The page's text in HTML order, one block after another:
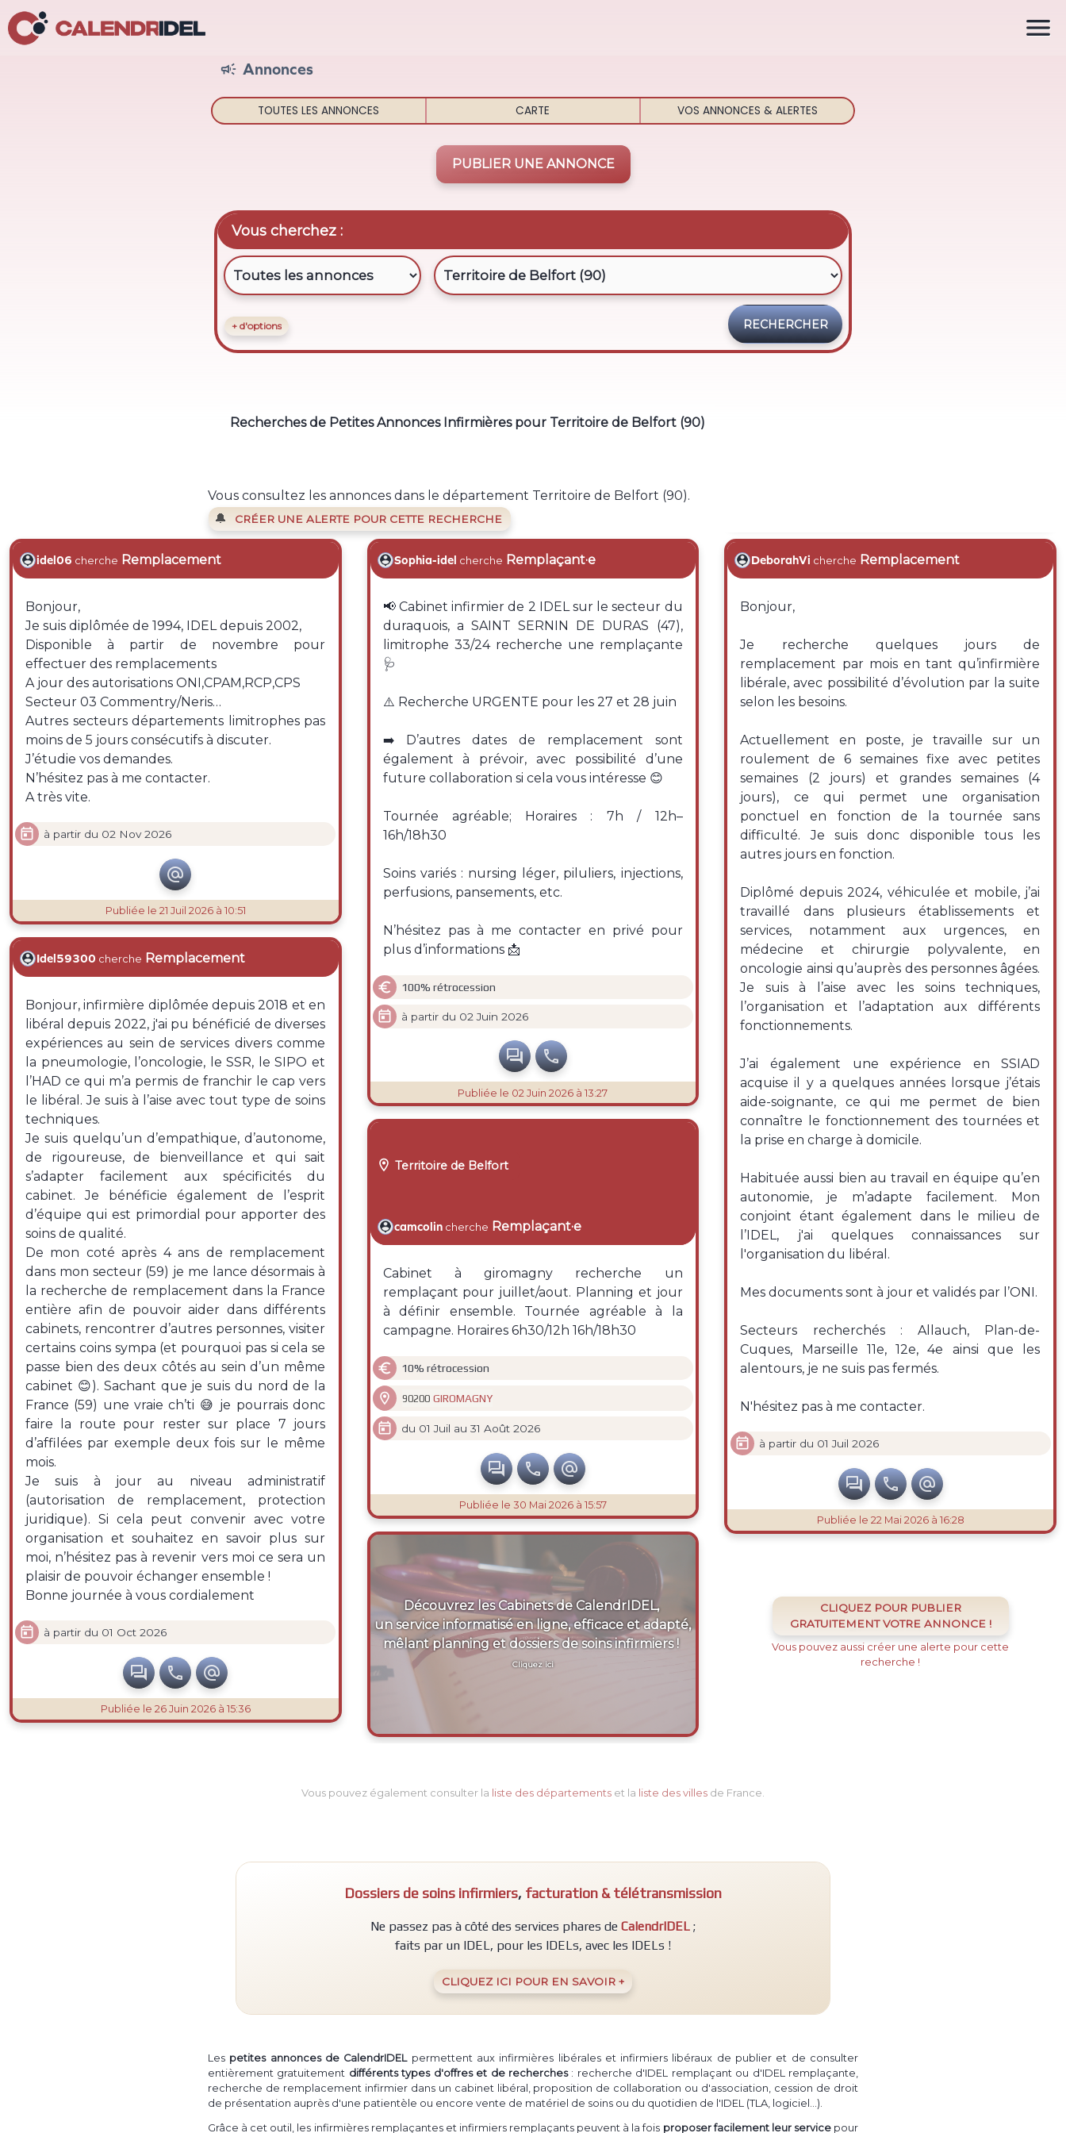
 Annonces
TOUTES LES ANNONCES CARTE VOS ANNONCES & ALERTES
PUBLIER UNE ANNONCE
Vous cherchez :
+ d'options
Recherches de Petites Annonces Infirmières pour Territoire de Belfort (90)
Vous consultez les annonces dans le département Territoire de Belfort (90).
🔔 CRÉER UNE ALERTE POUR CETTE RECHERCHE
idel06 cherche Remplacement
Bonjour,
Je suis diplômée de 1994, IDEL depuis 2002,
Disponible à partir de novembre pour
effectuer des remplacements
A jour des autorisations ONI,CPAM,RCP,CPS
Secteur 03 Commentry/Neris…
Autres secteurs départements limitrophes pas
moins de 5 jours consécutifs à discuter.
J’étudie vos demandes.
N’hésitez pas à me contacter.
A très vite.
 à partir du 02 Nov 2026

Publiée le 21 Juil 2026 à 10:51
Idel59300 cherche Remplacement
Bonjour, infirmière diplômée depuis 2018 et en
libéral depuis 2022, j'ai pu bénéficié de diverses
expériences au sein de services divers comme
la pneumologie, l’oncologie, le SSR, le SIPO et
l’HAD ce qui m’a permis de franchir le cap vers
le libéral. Je suis à l’aise avec tout type de soins
techniques.
Je suis quelqu’un d’empathique, d’autonome,
de rigoureuse, de bienveillance et qui sait
s’adapter facilement aux spécificités du
cabinet. Je bénéficie également de l’esprit
d’équipe qui est primordial pour apporter des
soins de qualité.
De mon coté après 4 ans de remplacement
dans mon secteur (59) je me lance désormais à
la recherche de remplacement dans la France
entière afin de pouvoir aider dans différents
cabinets, rencontrer d’autres personnes, visiter
certains coins sympa (et pourquoi pas si cela se
passe bien des deux côtés au sein d’un même
cabinet 😊). Sachant que je suis du nord de la
France (59) une vraie ch’ti 😅 je pourrais donc
faire la route pour rester sur place 7 jours
d’affilées par exemple deux fois sur le même
mois.
Je suis à jour au niveau administratif
(autorisation de remplacement, protection
juridique). Si cela peut convenir avec votre
organisation et souhaitez en savoir plus sur
moi, n’hésitez pas à revenir vers moi ce sera un
plaisir de pouvoir échanger ensemble !
Bonne journée à vous cordialement
 à partir du 01 Oct 2026
  
Publiée le 26 Juin 2026 à 15:36
Sophia-idel cherche Remplaçant·e
📢 Cabinet infirmier de 2 IDEL sur le secteur du
duraquois, a SAINT SERNIN DE DURAS (47),
limitrophe 33/24 recherche une remplaçante
🩺
⚠️ Recherche URGENTE pour les 27 et 28 juin
➡️ D’autres dates de remplacement sont
également à prévoir, avec possibilité d’une
future collaboration si cela vous intéresse 😊
Tournée agréable; Horaires : 7h / 12h–
16h/18h30
Soins variés : nursing léger, piluliers, injections,
perfusions, pansements, etc.
N’hésitez pas à me contacter en privé pour
plus d’informations 📩
 100% rétrocession
 à partir du 02 Juin 2026
 
Publiée le 02 Juin 2026 à 13:27
 Territoire de Belfort
camcolin cherche Remplaçant·e
Cabinet à giromagny recherche un
remplaçant pour juillet/aout. Planning et jour
à définir ensemble. Tournée agréable à la
campagne. Horaires 6h30/12h 16h/18h30
 10% rétrocession
 90200 GIROMAGNY
 du 01 Juil au 31 Août 2026
  
Publiée le 30 Mai 2026 à 15:57
Découvrez les Cabinets de CalendrIDEL,
un service informatisé en ligne, efficace et adapté,
mêlant planning et dossiers de soins infirmiers !
Cliquez ici
DeborahVi cherche Remplacement
Bonjour,
Je recherche quelques jours de
remplacement par mois en tant qu’infirmière
libérale, avec possibilité d’évolution par la suite
selon les besoins.
Actuellement en poste, je travaille sur un
roulement de 6 semaines fixe avec petites
semaines (2 jours) et grandes semaines (4
jours), ce qui permet une organisation
ponctuel en fonction de la tournée sans
difficulté. Je suis donc disponible tous les
autres jours en fonction.
Diplômé depuis 2024, véhiculée et mobile, j’ai
travaillé dans plusieurs établissements et
services, notamment aux urgences, en
médecine et chirurgie polyvalente, en
oncologie ainsi qu’auprès des personnes âgées.
Je suis à l’aise avec les soins techniques,
l’organisation et l’adaptation aux différents
fonctionnements.
J’ai également une expérience en SSIAD
acquise il y a quelques années lorsque j’étais
aide-soignante, ce qui me permet de bien
connaître le fonctionnement des tournées et
la prise en charge à domicile.
Habituée aussi bien au travail en équipe qu’en
autonomie, je m’adapte facilement. Mon
conjoint étant également dans le milieu de
l’IDEL, j'ai quelques connaissances sur
l'organisation du libéral.
Mes documents sont à jour et validés par l’ONI.
Secteurs recherchés : Allauch, Plan-de-
Cuques, Marseille 11e, 12e, 4e ainsi que les
alentours, je ne suis pas fermés.
N'hésitez pas à me contacter.
 à partir du 01 Juil 2026
  
Publiée le 22 Mai 2026 à 16:28
CLIQUEZ POUR PUBLIER
GRATUITEMENT VOTRE ANNONCE !
Vous pouvez aussi créer une alerte pour cette
recherche !
Vous pouvez également consulter la liste des départements et la liste des villes de France.
Dossiers de soins infirmiers, facturation & télétransmission
Ne passez pas à côté des services phares de CalendrIDEL ;
faits par un IDEL, pour les IDELs, avec les IDELs !
CLIQUEZ ICI POUR EN SAVOIR +
Les petites annonces de CalendrIDELpermettent aux infirmières libérales et infirmiers libéraux de publier et de consulter
entièrement gratuitement différents types d'offres et de recherches: recherche d'IDEL remplaçant ou d'IDEL remplaçante,
recherche de remplacement infirmier dans un cabinet libéral, proposition de collaboration ou d'association, cession de droit
de présentation auprès d'une patientèle ou encore vente de matériel de soins ou du quotidien de l'IDEL (TLA, logiciel...)
Grâce à cet outil, les infirmières remplaçantes et infirmiers remplaçants peuvent à la fois proposer facilement leur servicepour
